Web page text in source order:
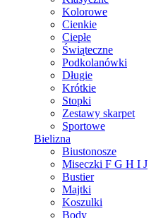
Kolorowe
Cienkie
Ciepłe
Świąteczne
Podkolanówki
Długie
Krótkie
Stopki
Zestawy skarpet
Sportowe
Bielizna
Biustonosze
Miseczki F G H I J
Bustier
Majtki
Koszulki
Body